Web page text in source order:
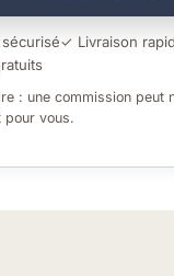
✓ Livraison
: une commission peut
pour vous.